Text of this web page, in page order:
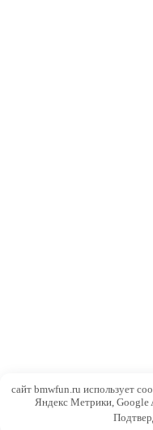
сайт bmwfun.ru использует
Яндекс Метрики, Google